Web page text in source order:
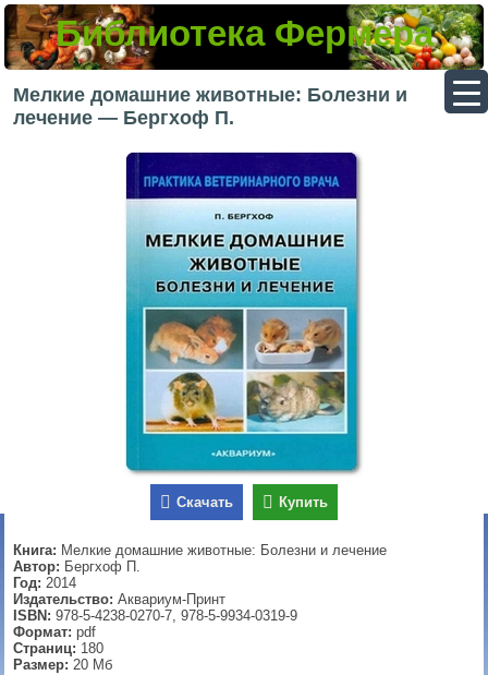
Библиотека Фермера
Мелкие домашние животные: Болезни и
лечение — Бергхоф П.
Скачать Купить
Книга: Мелкие домашние животные: Болезни и лечение
Автор: Бергхоф П.
Год: 2014
Издательство: Аквариум-Принт
ISBN: 978-5-4238-0270-7, 978-5-9934-0319-9
Формат: pdf
Страниц: 180
Размер: 20 Мб
▼